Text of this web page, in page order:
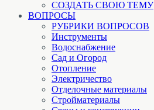
СОЗДАТЬ СВОЮ ТЕМУ
ВОПРОСЫ
РУБРИКИ ВОПРОСОВ
Инструменты
Водоснабжение
Сад и Огород
Отопление
Электричество
Отделочные материалы
Стройматериалы